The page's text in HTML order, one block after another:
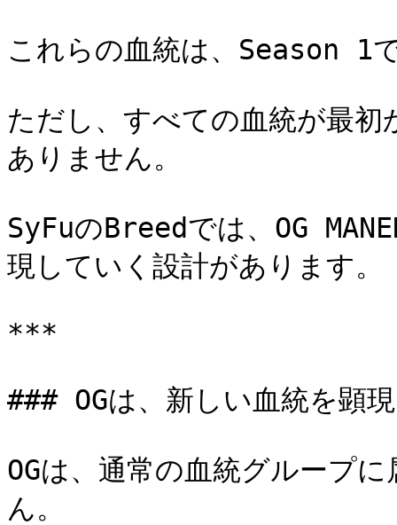
これらの血統は、Season 1
ただし、すべての血統が最
ありません。
SyFuのBreedでは、OG
現していく設計があります。
***
### OGは、新しい血統を顕
OGは、通常の血統グループ
ん。